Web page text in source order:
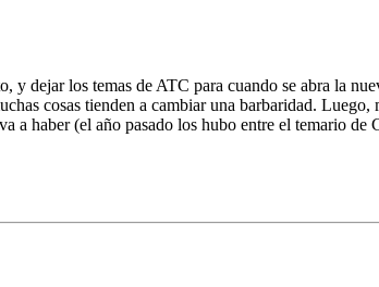
y dejar los temas de ATC para cuando se abra la
cosas tienden a cambiar una barbaridad. Luego,
a haber (el año pasado los hubo entre el temario de